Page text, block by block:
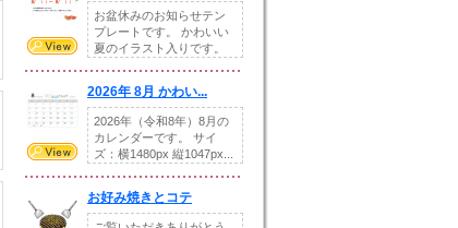
お盆休みのお知らせテン
プレートです。 かわいい
夏のイラスト入りです。
2026年 8月 かわい...
2026年（令和8年）8月の
カレンダーです。 サイ
ズ：横1480px 縦1047px...
お好み焼きとコテ